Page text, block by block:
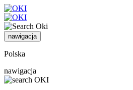
nawigacja
Polska
nawigacja